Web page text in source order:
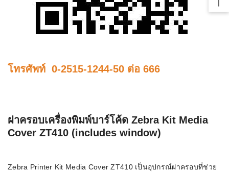
โทรศัพท์ 0-2515-1244-50 ต่อ 666
ฝาครอบเครื่องพิมพ์บาร์โค้ด Zebra Kit Media
Cover ZT410 (includes window)
Zebra Printer Kit Media Cover ZT410 เป็นอุปกรณ์ฝาครอบที่ช่วย